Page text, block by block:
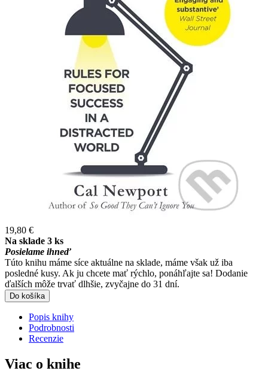
19,80 €
Na sklade 3 ks
Posielame ihneď
Túto knihu máme síce aktuálne na sklade, máme však už iba
posledné kusy. Ak ju chcete mať rýchlo, ponáhľajte sa! Dodanie
ďalších môže trvať dlhšie, zvyčajne do 31 dní.
Do košíka
Popis knihy
Podrobnosti
Recenzie
Viac o knihe